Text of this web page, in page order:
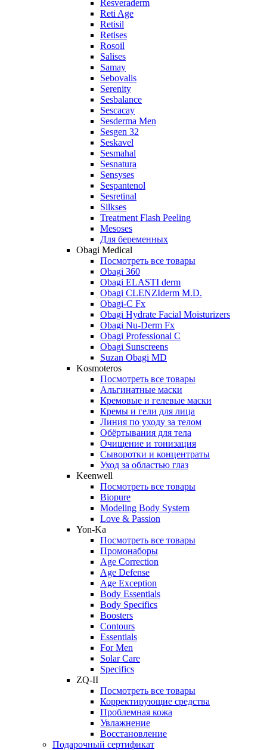
Resveraderm
Reti Age
Retisil
Retises
Rosoil
Salises
Samay
Sebovalis
Serenity
Sesbalance
Sescacay
Sesderma Men
Sesgen 32
Seskavel
Sesmahal
Sesnatura
Sensyses
Sespantenol
Sesretinal
Silkses
Treatment Flash Peeling
Mesoses
Для беременных
Obagi Medical
Посмотреть все товары
Obagi 360
Obagi ELASTI derm
Obagi CLENZIderm M.D.
Obagi-C Fx
Obagi Hydrate Facial Moisturizers
Obagi Nu-Derm Fx
Obagi Professional C
Obagi Sunscreens
Suzan Obagi MD
Kosmoteros
Посмотреть все товары
Альгинатные маски
Кремовые и гелевые маски
Кремы и гели для лица
Линия по уходу за телом
Обёртывания для тела
Очищение и тонизация
Сыворотки и концентраты
Уход за областью глаз
Keenwell
Посмотреть все товары
Biopure
Modeling Body System
Love & Passion
Yon-Ka
Посмотреть все товары
Промонаборы
Age Correction
Age Defense
Age Exception
Body Essentials
Body Specifics
Boosters
Contours
Essentials
For Men
Solar Care
Specifics
ZQ-II
Посмотреть все товары
Корректирующие средства
Проблемная кожа
Увлажнение
Восстановление
Подарочный сертификат